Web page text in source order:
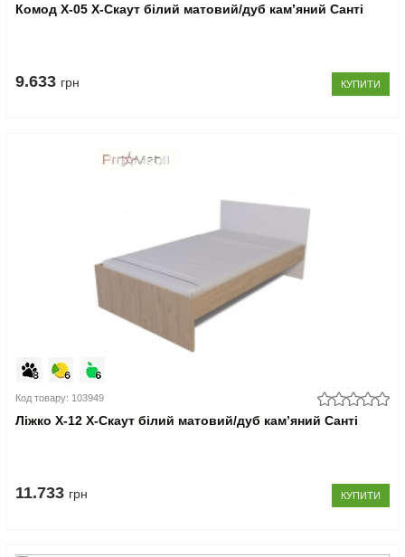
Комод Х-05 X-Скаут білий матовий/дуб кам’яний Санті
9.633 грн КУПИТИ
Код товару: 103949
Ліжко Х-12 X-Скаут білий матовий/дуб кам’яний Санті
11.733 грн КУПИТИ